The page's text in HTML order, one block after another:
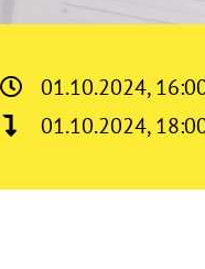
01.10.2024,
01.10.2024,